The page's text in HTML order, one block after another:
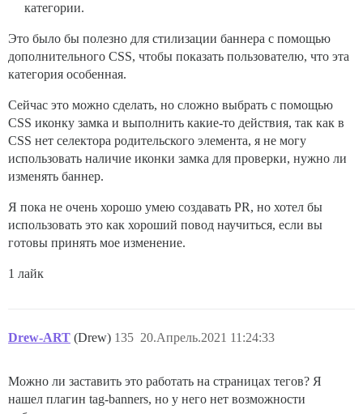
категории.
Это было бы полезно для стилизации баннера с помощью
дополнительного CSS, чтобы показать пользователю, что эта
категория особенная.
Сейчас это можно сделать, но сложно выбрать с помощью
CSS иконку замка и выполнить какие-то действия, так как в
CSS нет селектора родительского элемента, я не могу
использовать наличие иконки замка для проверки, нужно ли
изменять баннер.
Я пока не очень хорошо умею создавать PR, но хотел бы
использовать это как хороший повод научиться, если вы
готовы принять мое изменение.
1 лайк
Drew-ART (Drew) 20.Апрель.2021 11:24:33
135
Можно ли заставить это работать на страницах тегов? Я
нашел плагин tag-banners, но у него нет возможности